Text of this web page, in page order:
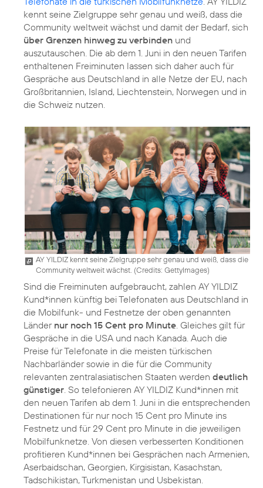
kennt seine Zielgruppe sehr genau und weiß, dass die
Community weltweit wächst und damit der Bedarf, sich
über Grenzen hinweg zu verbinden und
auszutauschen. Die ab dem 1. Juni in den neuen Tarifen
enthaltenen Freiminuten lassen sich daher auch für
Gespräche aus Deutschland in alle Netze der EU, nach
Großbritannien, Island, Liechtenstein, Norwegen und in
die Schweiz nutzen.
AY YILDIZ kennt seine Zielgruppe sehr genau und weiß, dass die
Community weltweit wächst. (Credits: GettyImages)
Sind die Freiminuten aufgebraucht, zahlen AY YILDIZ
Kund*innen künftig bei Telefonaten aus Deutschland in
die Mobilfunk- und Festnetze der oben genannten
Länder nur noch 15 Cent pro Minute. Gleiches gilt für
Gespräche in die USA und nach Kanada. Auch die
Preise für Telefonate in die meisten türkischen
Nachbarländer sowie in die für die Community
relevanten zentralasiatischen Staaten werden deutlich
günstiger. So telefonieren AY YILDIZ Kund*innen mit
den neuen Tarifen ab dem 1. Juni in die entsprechenden
Destinationen für nur noch 15 Cent pro Minute ins
Festnetz und für 29 Cent pro Minute in die jeweiligen
Mobilfunknetze. Von diesen verbesserten Konditionen
profitieren Kund*innen bei Gesprächen nach Armenien,
Aserbaidschan, Georgien, Kirgisistan, Kasachstan,
Tadschikistan, Turkmenistan und Usbekistan.